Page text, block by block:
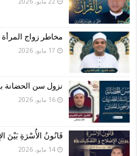
مخاطر زواج المرأة
17 مايو، 2026
نزول سن الحضانة
16 مايو، 2026
قَانُونُ الأُسْرَةِ بَيْنَ
14 مايو، 2026